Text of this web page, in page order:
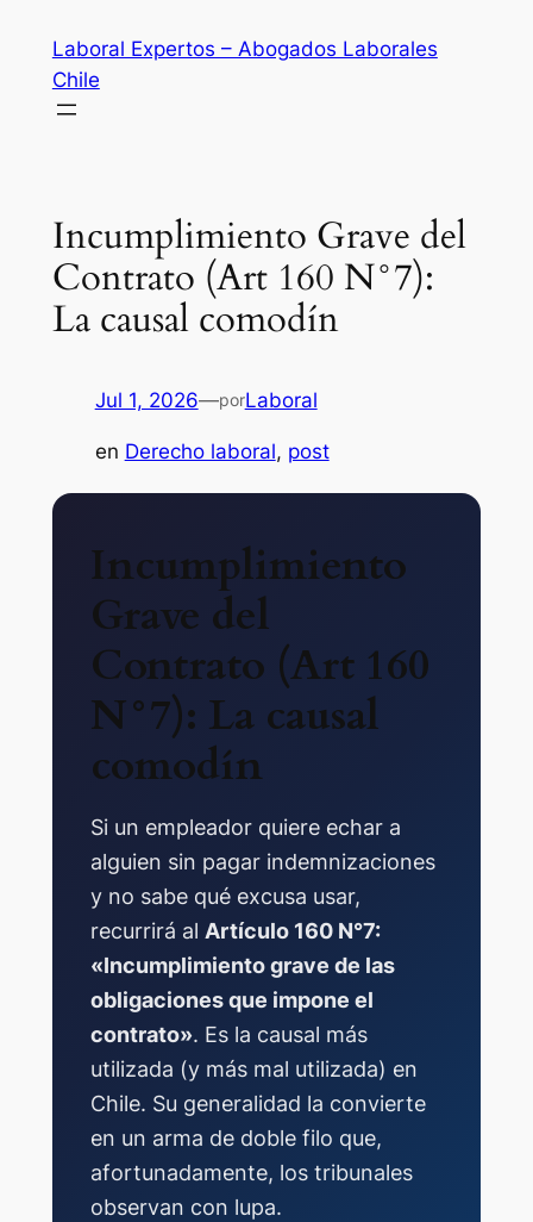
contenido
Laboral Expertos – Abogados Laborales
Chile
Incumplimiento Grave del
Contrato (Art 160 N°7):
La causal comodín
Jul 1, 2026—porLaboral
en Derecho laboral, post
Incumplimiento
Grave del
Contrato (Art 160
N°7): La causal
comodín
Si un empleador quiere echar a
alguien sin pagar indemnizaciones
y no sabe qué excusa usar,
recurrirá al Artículo 160 N°7:
«Incumplimiento grave de las
obligaciones que impone el
contrato». Es la causal más
utilizada (y más mal utilizada) en
Chile. Su generalidad la convierte
en un arma de doble filo que,
afortunadamente, los tribunales
observan con lupa.